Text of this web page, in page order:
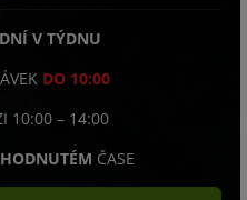
V TÝDNU
DO 10:00
10:00 – 14:00
ČASE